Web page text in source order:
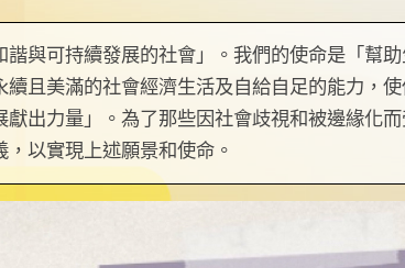
諧與可持續發展的社會」。我們的使命是「幫
且美滿的社會經濟生活及自給自足的能力，
獻出力量」。為了那些因社會歧視和被邊緣化
以實現上述願景和使命。